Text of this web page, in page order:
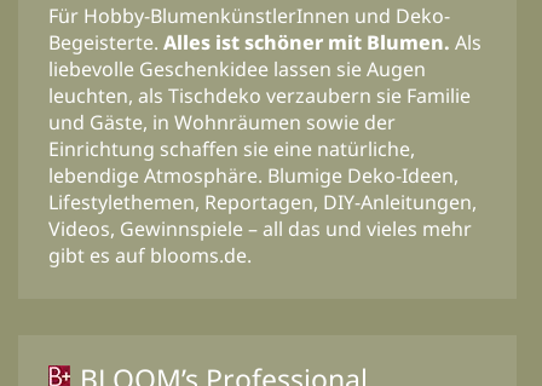
Für Hobby-BlumenkünstlerInnen und Deko-
Begeisterte. Alles ist schöner mit Blumen. Als
liebevolle Geschenkidee lassen sie Augen
leuchten, als Tischdeko verzaubern sie Familie
und Gäste, in Wohnräumen sowie der
Einrichtung schaffen sie eine natürliche,
lebendige Atmosphäre. Blumige Deko-Ideen,
Lifestylethemen, Reportagen, DIY-Anleitungen,
Videos, Gewinnspiele – all das und vieles mehr
gibt es auf blooms.de.